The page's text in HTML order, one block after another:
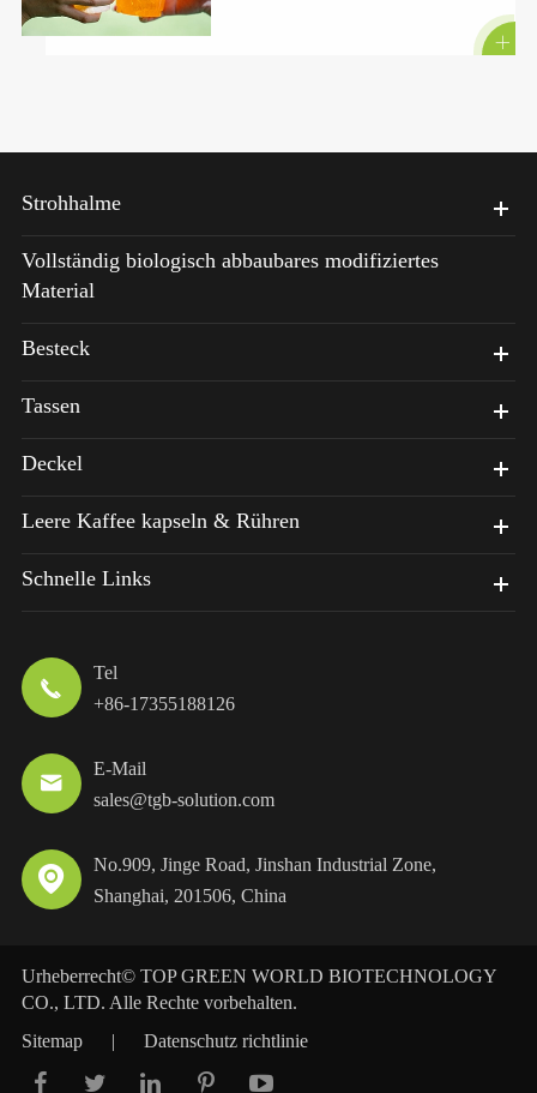

Strohhalme
Vollständig biologisch abbaubares modifiziertes
Material
Besteck
Tassen
Deckel
Leere Kaffee kapseln & Rühren
Schnelle Links

Tel
+86-17355188126

E-Mail
sales@tgb-solution.com

No.909, Jinge Road, Jinshan Industrial Zone,
Shanghai, 201506, China
Urheberrecht© TOP GREEN WORLD BIOTECHNOLOGY
CO., LTD. Alle Rechte vorbehalten.
Sitemap
Datenschutz richtlinie